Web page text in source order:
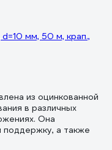
d=10 мм, 50 м, крап.,
из оцинкованной
в различных
Она
поддержку, а также